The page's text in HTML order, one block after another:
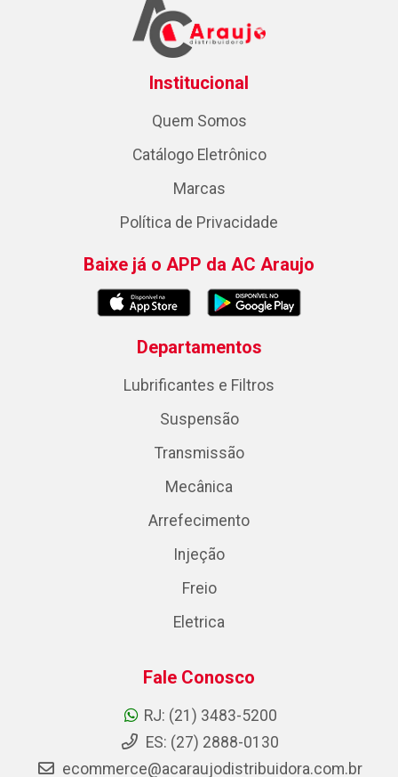
Institucional
Quem Somos
Catálogo Eletrônico
Marcas
Política de Privacidade
Baixe já o APP da AC Araujo
Departamentos
Lubrificantes e Filtros
Suspensão
Transmissão
Mecânica
Arrefecimento
Injeção
Freio
Eletrica
Fale Conosco
RJ: (21) 3483-5200
ES: (27) 2888-0130
ecommerce@acaraujodistribuidora.com.br